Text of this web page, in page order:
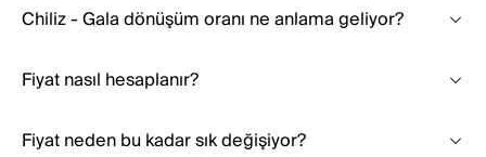
Chiliz - Gala dönüşüm oranı ne anlama geliyor?
Fiyat nasıl hesaplanır?
Fiyat neden bu kadar sık değişiyor?